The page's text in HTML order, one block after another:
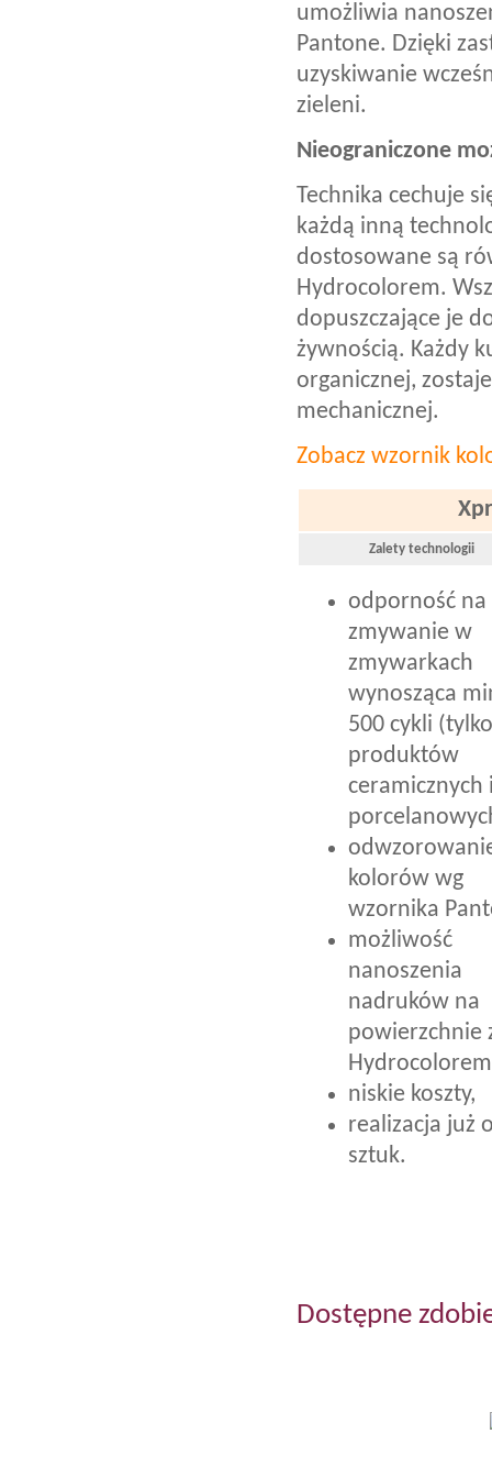
umożliwia
Pantone. Dzięki
uzyskiwanie
zieleni.
Nieograniczone
Technika cechuje
każdą inną
dostosowane są
Hydrocolorem.
dopuszczające je
żywnością. Każdy
organicznej,
mechanicznej.
Zobacz wzornik
Zalety technologii
odporność na
zmywanie w
zmywarkach
wynosząca
500 cykli
produktów
ceramicznych
kolorów wg
wzornika
możliwość
nanoszenia
nadruków na
powierzchnie
niskie koszty,
realizacja już
sztuk.
Dostępne